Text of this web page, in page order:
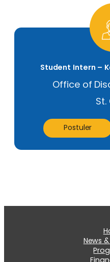
Student Intern –
Office of
Postuler
News